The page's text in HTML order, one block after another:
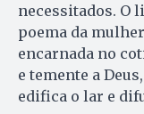
necessitados. O
poema da
encarnada no
e temente a
edifica o lar e